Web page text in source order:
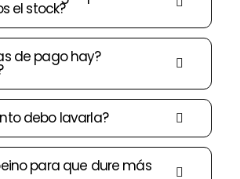
el stock?
de pago hay?
debo lavarla?
para que dure más